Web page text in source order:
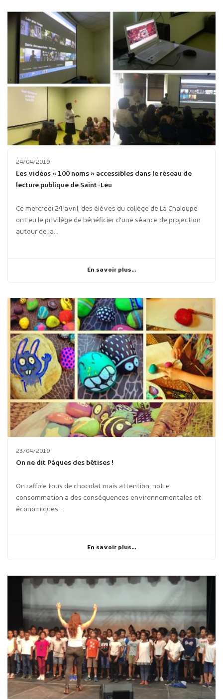
24/04/2019
Les vidéos « 100 noms » accessibles dans le réseau de
lecture publique de Saint-Leu
Ce mercredi 24 avril, des élèves du collège de La Chaloupe
ont eu le privilège de bénéficier d'une séance de projection
autour de la...
En savoir plus...
23/04/2019
On ne dit Pâques des bêtises !
On raffole tous de chocolat mais attention, notre
consommation a des conséquences environnementales et
économiques ...
En savoir plus...